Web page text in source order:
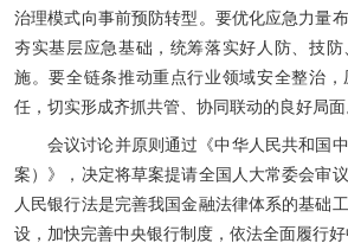
治理模式向事前预防转型。要优化应急力量
夯实基层应急基础，统筹落实好人防、技
施。要全链条推动重点行业领域安全整治
任，切实形成齐抓共管、协同联动的良好局面
会议讨论并原则通过《中华人民共和国
案）》，决定将草案提请全国人大常委会审
人民银行法是完善我国金融法律体系的基础
设，加快完善中央银行制度，依法全面履行好